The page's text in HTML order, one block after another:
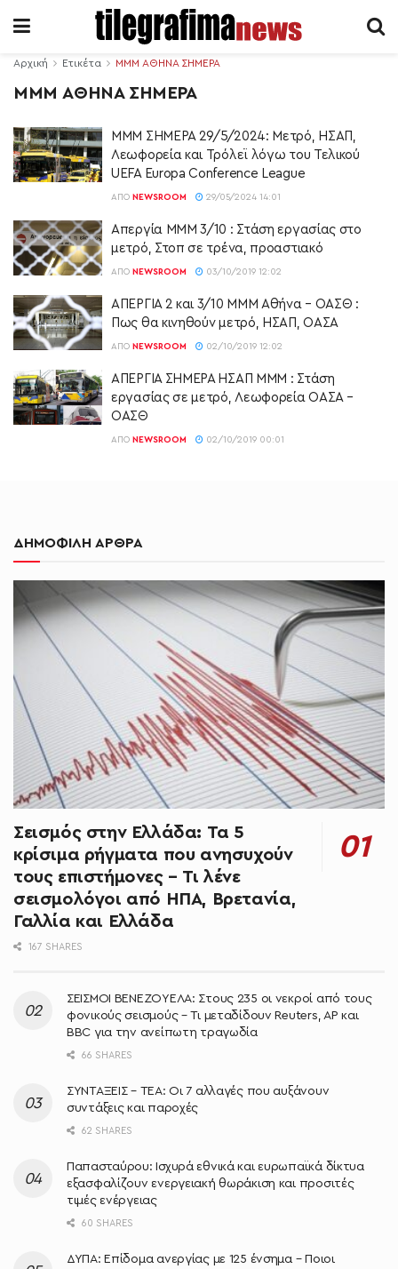
Αρχική Ετικέτα ΜΜΜ ΑΘΗΝΑ ΣΗΜΕΡΑ
ΜΜΜ ΑΘΗΝΑ ΣΗΜΕΡΑ
ΜΜΜ ΣΗΜΕΡΑ 29/5/2024: Μετρό, ΗΣΑΠ,
Λεωφορεία και Τρόλεϊ λόγω του Τελικού
UEFA Europa Conference League
ΑΠΌ NEWSROOM 29/05/2024 14:01
Απεργία ΜΜΜ 3/10 : Στάση εργασίας στο
μετρό, Στοπ σε τρένα, προαστιακό
ΑΠΌ NEWSROOM 03/10/2019 12:02
ΑΠΕΡΓΙΑ 2 και 3/10 ΜΜΜ Αθήνα – ΟΑΣΘ :
Πως θα κινηθούν μετρό, ΗΣΑΠ, ΟΑΣΑ
ΑΠΌ NEWSROOM 02/10/2019 12:02
ΑΠΕΡΓΙΑ ΣΗΜΕΡΑ ΗΣΑΠ ΜΜΜ : Στάση
εργασίας σε μετρό, Λεωφορεία ΟΑΣΑ –
ΟΑΣΘ
ΑΠΌ NEWSROOM 02/10/2019 00:01
ΔΗΜΟΦΙΛΗ ΑΡΘΡΑ
Σεισμός στην Ελλάδα: Τα 5
κρίσιμα ρήγματα που ανησυχούν
τους επιστήμονες – Τι λένε
σεισμολόγοι από ΗΠΑ, Βρετανία,
Γαλλία και Ελλάδα
167 SHARES
ΣΕΙΣΜΟΙ ΒΕΝΕΖΟΥΕΛΑ: Στους 235 οι νεκροί από τους
φονικούς σεισμούς – Τι μεταδίδουν Reuters, AP και
BBC για την ανείπωτη τραγωδία
66 SHARES
ΣΥΝΤΑΞΕΙΣ – ΤΕΑ: Οι 7 αλλαγές που αυξάνουν
συντάξεις και παροχές
62 SHARES
Παπασταύρου: Ισχυρά εθνικά και ευρωπαϊκά δίκτυα
εξασφαλίζουν ενεργειακή θωράκιση και προσιτές
τιμές ενέργειας
60 SHARES
ΔΥΠΑ: Επίδομα ανεργίας με 125 ένσημα – Ποιοι